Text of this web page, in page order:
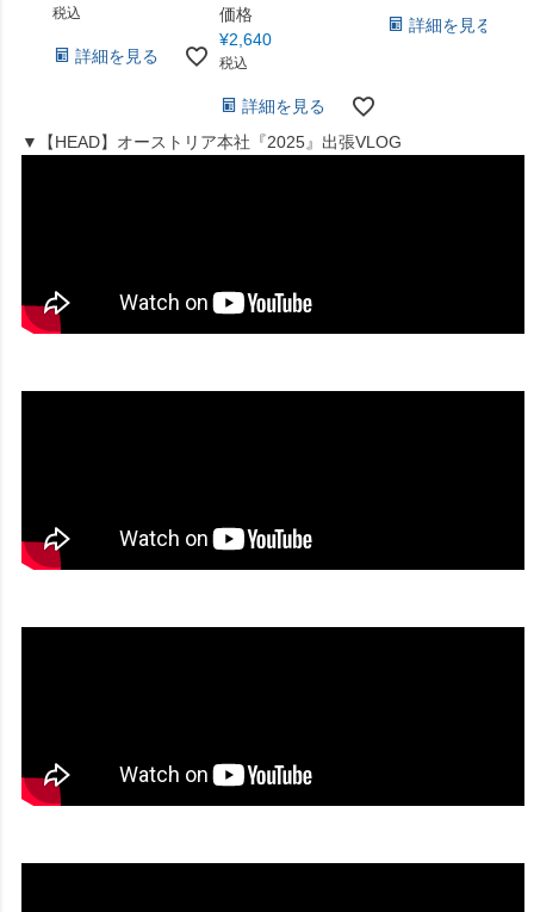
税込
詳細を見る
価格
¥2,640
税込
詳細を見る
詳細を見る
▼【HEAD】オーストリア本社『2025』出張VLOG